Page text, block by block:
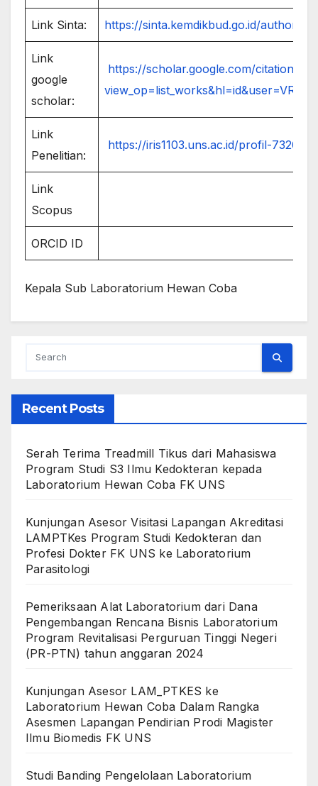
Link Sinta: https://sinta.kemdikbud.go.id/authors/
Link
google
scholar:
https://scholar.google.com/citations?
Link
Penelitian:
https://iris1103.uns.ac.id/profil-
Link
Scopus
ORCID ID
Kepala Sub Laboratorium Hewan Coba
Recent Posts
Serah Terima Treadmill Tikus dari Mahasiswa
Program Studi S3 Ilmu Kedokteran kepada
Laboratorium Hewan Coba FK UNS
Kunjungan Asesor Visitasi Lapangan Akreditasi
LAMPTKes Program Studi Kedokteran dan
Profesi Dokter FK UNS ke Laboratorium
Parasitologi
Pemeriksaan Alat Laboratorium dari Dana
Pengembangan Rencana Bisnis Laboratorium
Program Revitalisasi Perguruan Tinggi Negeri
(PR-PTN) tahun anggaran 2024
Kunjungan Asesor LAM_PTKES ke
Laboratorium Hewan Coba Dalam Rangka
Asesmen Lapangan Pendirian Prodi Magister
Ilmu Biomedis FK UNS
Studi Banding Pengelolaan Laboratorium